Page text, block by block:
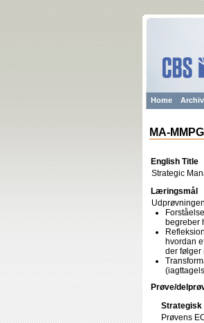
Home
MA-
English Title
Strategic
Læringsmål
begreber
hvordan
der følger
Prøve/
Strategisk
Prøvens